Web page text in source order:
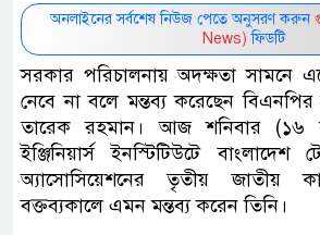
অনলাইনের সর্বশেষ নিউজ পেতে অনুসরণ করুন
News) ফিডটি
সরকার পরিচালনায় অদক্ষতা সামনে
নেবে না বলে মন্তব্য করেছেন বিএনপির
তারেক রহমান। আজ শনিবার (১৬
ইঞ্জিনিয়ার্স ইনস্টিটিউটে বাংলাদেশ
অ্যাসোসিয়েশনের তৃতীয় জাতীয়
বক্তব্যকালে এমন মন্তব্য করেন তিনি।